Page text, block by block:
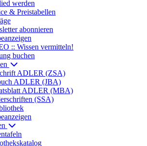
werden
& Preistabellen
abonnieren
:: Wissen vermitteln!
buchen
ADLER (ZSA)
ADLER (JBA)
ADLER (MBA)
(SSA)